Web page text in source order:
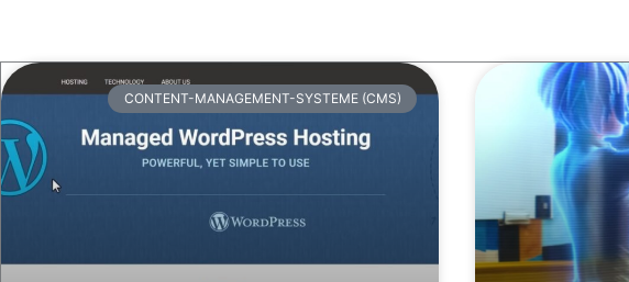
CONTENT-MANAGEMENT-SYSTEME (CMS)